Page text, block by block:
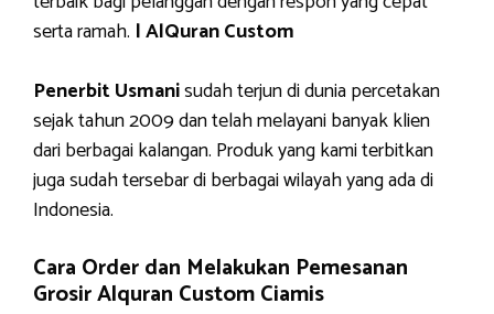
serta ramah. | AlQuran Custom
Penerbit Usmanisudah terjun di dunia percetakan
sejak tahun 2009 dan telah melayani banyak klien
dari berbagai kalangan. Produk yang kami terbitkan
juga sudah tersebar di berbagai wilayah yang ada di
Indonesia.
Cara Order dan Melakukan Pemesanan
Grosir Alquran Custom Ciamis